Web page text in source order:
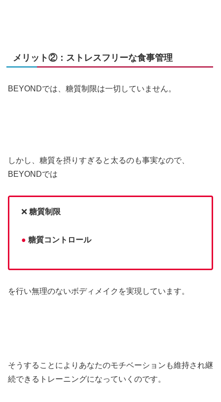
メリット②：ストレスフリーな食事管理
BEYONDでは、糖質制限は一切していません。
しかし、糖質を摂りすぎると太るのも事実なので、
BEYONDでは
❌ 糖質制限
● 糖質コントロール
を行い無理のないボディメイクを実現しています。
そうすることによりあなたのモチベーションも維持され継
続できるトレーニングになっていくのです。